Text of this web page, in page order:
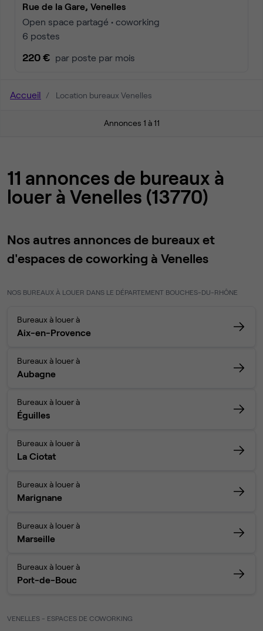
Rue de la Gare, Venelles
Open space partagé • coworking
6 postes
220 € par poste par mois
Accueil Location bureaux Venelles
Annonces 1 à 11
11 annonces de bureaux à
louer à Venelles (13770)
Nos autres annonces de bureaux et
d'espaces de coworking à Venelles
NOS BUREAUX À LOUER DANS LE DÉPARTEMENT BOUCHES-DU-RHÔNE
Bureaux à louer à
Aix-en-Provence
Bureaux à louer à
Aubagne
Bureaux à louer à
Éguilles
Bureaux à louer à
La Ciotat
Bureaux à louer à
Marignane
Bureaux à louer à
Marseille
Bureaux à louer à
Port-de-Bouc
VENELLES - ESPACES DE COWORKING